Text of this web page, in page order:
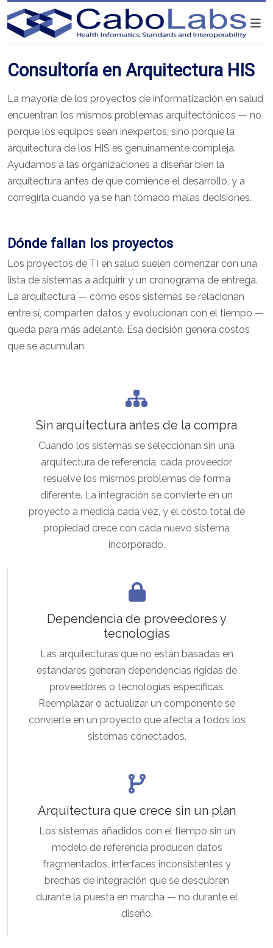
Consultoría en Arquitectura HIS
La mayoría de los proyectos de informatización en salud
encuentran los mismos problemas arquitectónicos — no
porque los equipos sean inexpertos, sino porque la
arquitectura de los HIS es genuinamente compleja.
Ayudamos a las organizaciones a diseñar bien la
arquitectura antes de que comience el desarrollo, y a
corregirla cuando ya se han tomado malas decisiones.
Dónde fallan los proyectos
Los proyectos de TI en salud suelen comenzar con una
lista de sistemas a adquirir y un cronograma de entrega.
La arquitectura — cómo esos sistemas se relacionan
entre sí, comparten datos y evolucionan con el tiempo —
queda para más adelante. Esa decisión genera costos
que se acumulan.
Sin arquitectura antes de la compra
Cuando los sistemas se seleccionan sin una
arquitectura de referencia, cada proveedor
resuelve los mismos problemas de forma
diferente. La integración se convierte en un
proyecto a medida cada vez, y el costo total de
propiedad crece con cada nuevo sistema
incorporado.
Dependencia de proveedores y
tecnologías
Las arquitecturas que no están basadas en
estándares generan dependencias rígidas de
proveedores o tecnologías específicas.
Reemplazar o actualizar un componente se
convierte en un proyecto que afecta a todos los
sistemas conectados.
Arquitectura que crece sin un plan
Los sistemas añadidos con el tiempo sin un
modelo de referencia producen datos
fragmentados, interfaces inconsistentes y
brechas de integración que se descubren
durante la puesta en marcha — no durante el
diseño.